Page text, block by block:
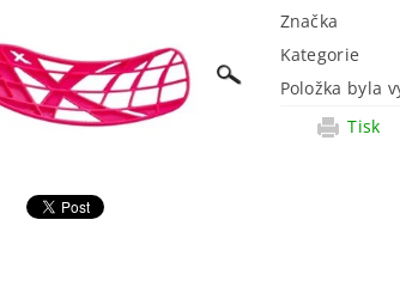
Značka
Kategorie
Položka byla
Tisk